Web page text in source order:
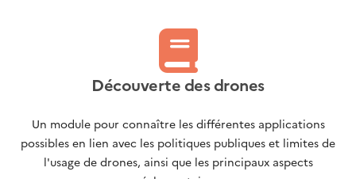
Découverte des drones
Un module pour connaître les différentes applications
possibles en lien avec les politiques publiques et limites de
l'usage de drones, ainsi que les principaux aspects